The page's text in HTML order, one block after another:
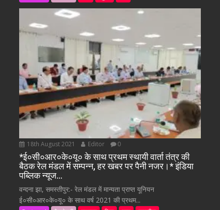
18th August 2021 Editor 0
*ई०सी०आर०के०यू० के साथ प्रथम स्थायी वार्ता तंत्र की
बैठक रेल मंडल में सम्पन्न, हर खबर पर पैनी नजर।* इंडिया
पब्लिक न्यूज…
वन्दना झा, समस्तीपुर:- रेल मंडल में मान्यता प्राप्त यूनियन
ई०सी०आर०के०यू० के साथ वर्ष 2021 की प्रथम...